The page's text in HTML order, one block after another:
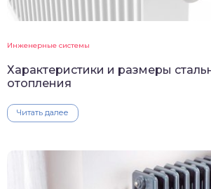
Инженерные системы
Характеристики и размеры
отопления
Читать далее